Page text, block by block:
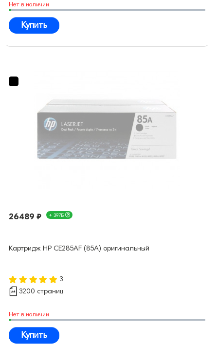
Нет в наличии
Купить
26489 ₽ + 397Б
Картридж HP CE285AF (85A) оригинальный
3
3200 страниц
Нет в наличии
Купить